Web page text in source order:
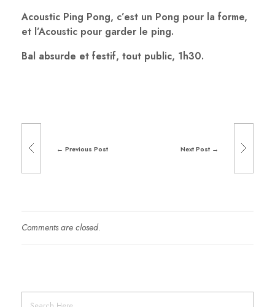
Acoustic Ping Pong, c’est un Pong pour la forme,
et l’Acoustic pour garder le ping.
Bal absurde et festif, tout public, 1h30.
Previous Post Next Post
Comments are closed.